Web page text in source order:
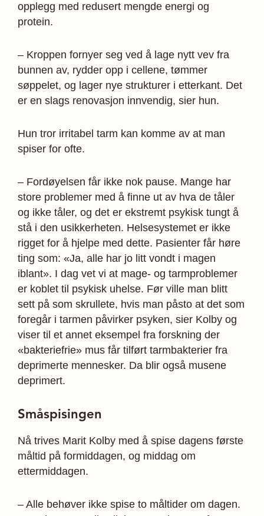
opplegg med redusert mengde energi og
protein.
– Kroppen fornyer seg ved å lage nytt vev fra
bunnen av, rydder opp i cellene, tømmer
søppelet, og lager nye strukturer i etterkant. Det
er en slags renovasjon innvendig, sier hun.
Hun tror irritabel tarm kan komme av at man
spiser for ofte.
– Fordøyelsen får ikke nok pause. Mange har
store problemer med å finne ut av hva de tåler
og ikke tåler, og det er ekstremt psykisk tungt å
stå i den usikker­heten. Helsesystemet er ikke
rigget for å hjelpe med dette. Pasienter får høre
ting som: «Ja, alle har jo litt vondt i magen
iblant». I dag vet vi at mage- og tarmproblemer
er koblet til psykisk uhelse. Før ville man blitt
sett på som skrullete, hvis man påsto at det som
foregår i tarmen påvirker psyken, sier Kolby og
viser til et annet eksempel fra forskning der
«bakteriefrie» mus får tilført tarmbakterier fra
deprimerte mennesker. Da blir også musene
deprimert.
Småspisingen
Nå trives Marit Kolby med å spise dagens første
måltid på formiddagen, og middag om
ettermiddagen.
– Alle behøver ikke spise to måltider om dagen.